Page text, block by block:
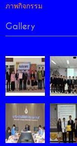
ภาพกิจกรรม
Gallery